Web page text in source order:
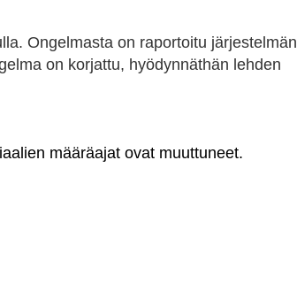
Ongelmasta on raportoitu järjestelmän
on korjattu, hyödynnäthän lehden
määräajat ovat muuttuneet.